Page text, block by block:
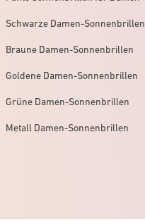
Schwarze Damen-Sonnenbrillen
Braune Damen-Sonnenbrillen
Goldene Damen-Sonnenbrillen
Grüne Damen-Sonnenbrillen
Metall Damen-Sonnenbrillen